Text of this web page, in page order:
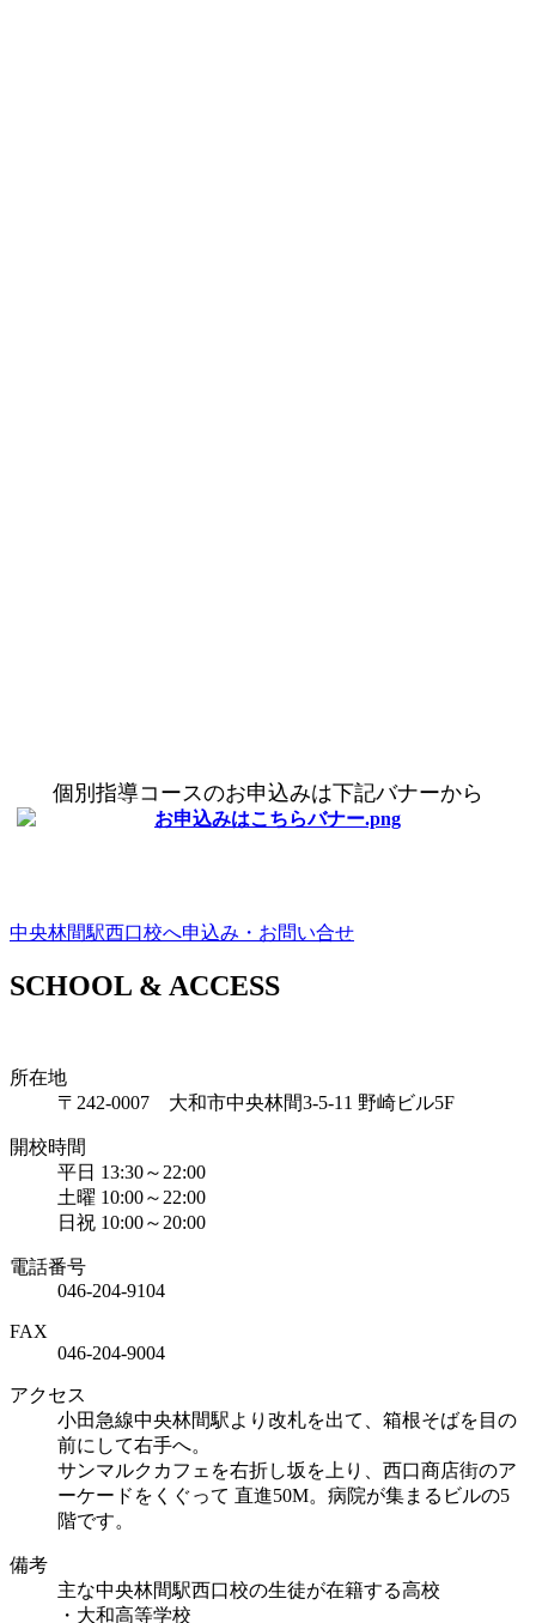
個別指導コースのお申込みは下記バナーから
中央林間駅西口校へ申込み・お問い合せ
SCHOOL & ACCESS
所在地
〒242-0007 大和市中央林間3-5-11 野崎ビル5F
開校時間
平日 13:30～22:00
土曜 10:00～22:00
日祝 10:00～20:00
電話番号
046-204-9104
FAX
046-204-9004
アクセス
小田急線中央林間駅より改札を出て、箱根そばを目の
前にして右手へ。
サンマルクカフェを右折し坂を上り、西口商店街のア
ーケードをくぐって 直進50M。病院が集まるビルの5
階です。
備考
主な中央林間駅西口校の生徒が在籍する高校
・大和高等学校